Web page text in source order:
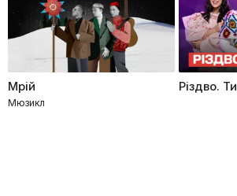
Мрій
Мюзикл
Різдво.